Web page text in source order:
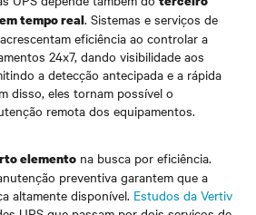
tempo real. Sistemas e serviços de
eficiência ao controlar a
24x7, dando visibilidade aos
a detecção antecipada e a rápida
disso, eles tornam possível o
remota dos equipamentos.
elemento na busca por eficiência.
preventiva garantem que a
altamente disponível. Estudos da Vertiv